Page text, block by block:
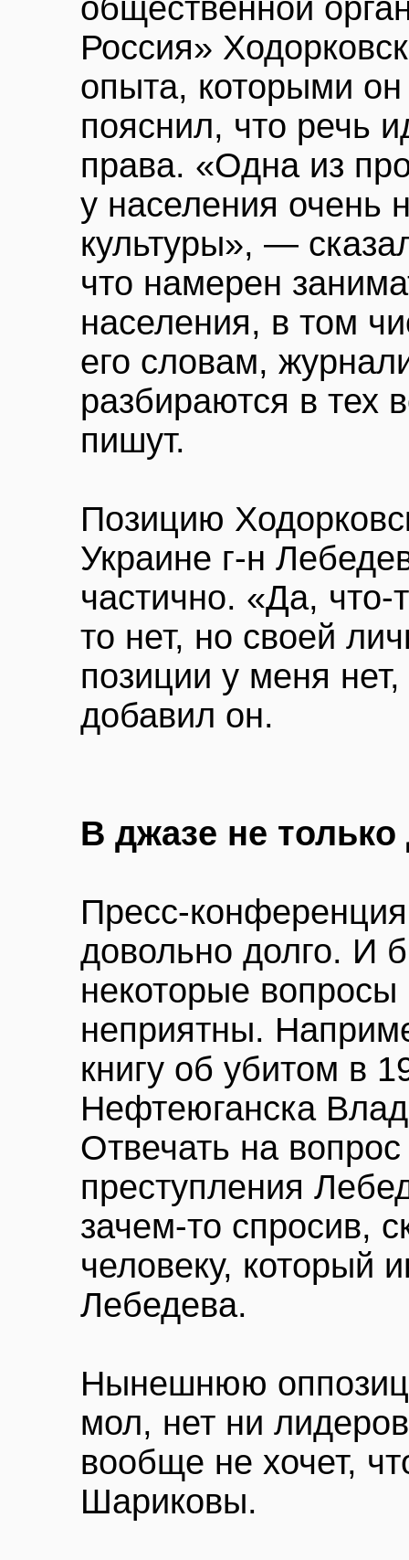
общественной
Россия»
опыта, которыми он
пояснил, что речь
права. «Одна из
у населения очень
культуры», —
что намерен
населения, в том
его словам,
разбираются в тех
пишут.
Позицию
Украине г-н
частично. «Да,
то нет, но своей
позиции у меня
добавил он.
В джазе не только
Пресс-
довольно долго. И
некоторые
неприятны.
книгу об убитом в
Нефтеюганска
Отвечать на
преступления
зачем-то спросив,
человеку, который
Лебедева.
Нынешнюю
мол, нет ни
вообще не хочет,
Шариковы.